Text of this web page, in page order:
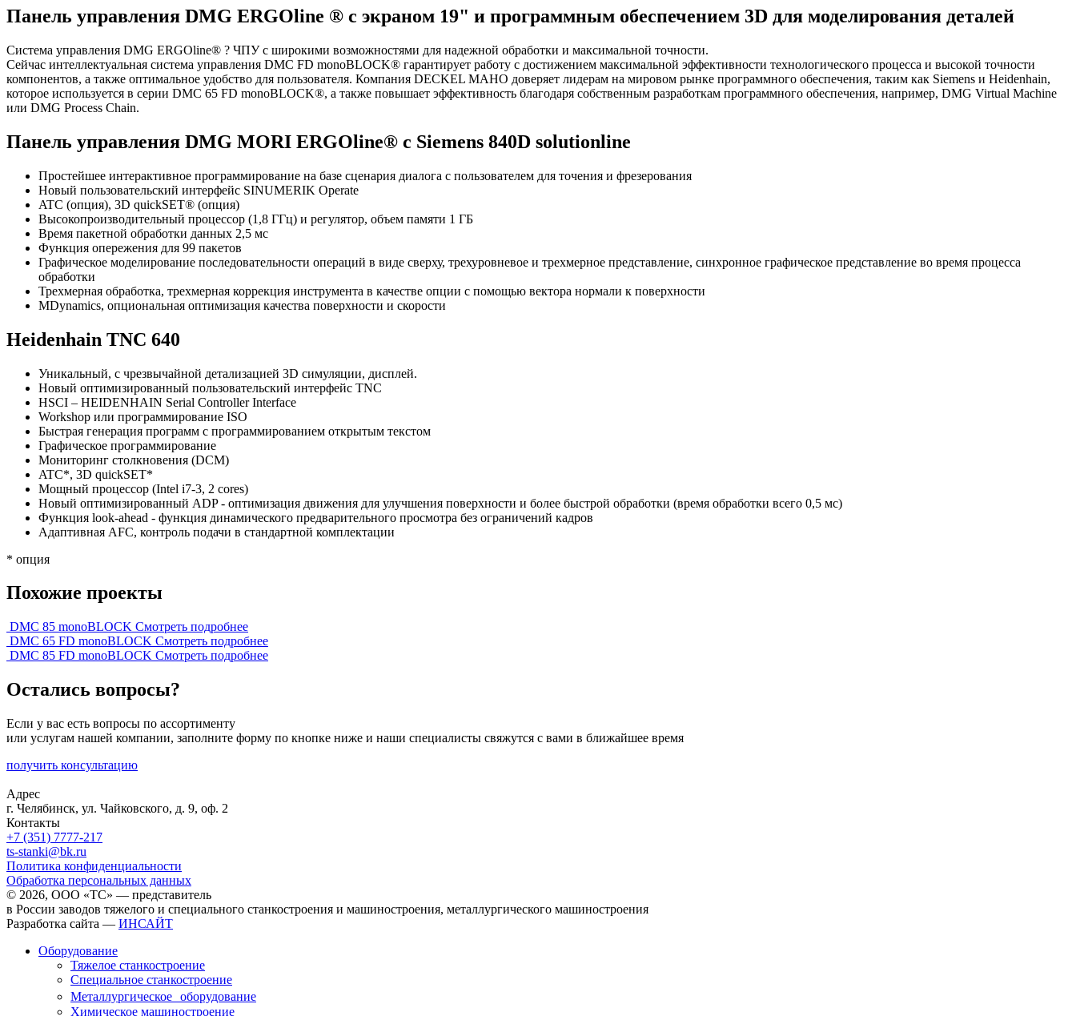
Панель управления DMG ERGOline ® с экраном 19" и программным обеспечением 3D для моделирования деталей
Система управления DMG ERGOline® ? ЧПУ с широкими возможностями для надежной обработки и максимальной точности.
Сейчас интеллектуальная система управления DMC FD monoBLOCK® гарантирует работу с достижением максимальной эффективности технологического процесса и высокой точности
компонентов, а также оптимальное удобство для пользователя. Компания DECKEL MAHO доверяет лидерам на мировом рынке программного обеспечения, таким как Siemens и Heidenhain,
которое используется в серии DMC 65 FD monoBLOCK®, а также повышает эффективность благодаря собственным разработкам программного обеспечения, например, DMG Virtual Machine
или DMG Process Chain.
Панель управления DMG MORI ERGOline® с Siemens 840D solutionline
Простейшее интерактивное программирование на базе сценария диалога с пользователем для точения и фрезерования
Новый пользовательский интерфейс SINUMERIK Operate
ATC (опция), 3D quickSET® (опция)
Высокопроизводительный процессор (1,8 ГГц) и регулятор, объем памяти 1 ГБ
Время пакетной обработки данных 2,5 мс
Функция опережения для 99 пакетов
Графическое моделирование последовательности операций в виде сверху, трехуровневое и трехмерное представление, синхронное графическое представление во время процесса
обработки
Трехмерная обработка, трехмерная коррекция инструмента в качестве опции с помощью вектора нормали к поверхности
MDynamics, опциональная оптимизация качества поверхности и скорости
Heidenhain TNC 640
Уникальный, с чрезвычайной детализацией 3D симуляции, дисплей.
Новый оптимизированный пользовательский интерфейс TNC
HSCI – HEIDENHAIN Serial Controller Interface
Workshop или программирование ISO
Быстрая генерация программ с программированием открытым текстом
Графическое программирование
Мониторинг столкновения (DCM)
ATC*, 3D quickSET*
Мощный процессор (Intel i7-3, 2 cores)
Новый оптимизированный ADP - оптимизация движения для улучшения поверхности и более быстрой обработки (время обработки всего 0,5 мс)
Функция look-ahead - функция динамического предварительного просмотра без ограничений кадров
Адаптивная AFC, контроль подачи в стандартной комплектации
* опция
Похожие проекты
DMC 85 monoBLOCK Смотреть подробнее
DMC 65 FD monoBLOCK Смотреть подробнее
DMC 85 FD monoBLOCK Смотреть подробнее
Остались вопросы?
Если у вас есть вопросы по ассортименту
или услугам нашей компании, заполните форму по кнопке ниже и наши специалисты свяжутся с вами в ближайшее время
получить консультацию
Адрес
г. Челябинск, ул. Чайковского, д. 9, оф. 2
Контакты
+7 (351) 7777-217
ts-stanki@bk.ru
Политика конфиденциальности
Обработка персональных данных
© 2026, ООО «ТС» — представитель
в России заводов тяжелого и специального станкостроения и машиностроения, металлургического машиностроения
Разработка сайта — ИНСАЙТ
Оборудование
Тяжелое станкостроение
Специальное станкостроение
Металлургическое оборудование
Химическое машиностроение